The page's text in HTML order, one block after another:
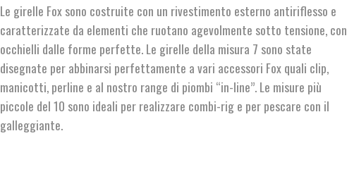
Le girelle Fox sono costruite con un rivestimento esterno antiriflesso e
caratterizzate da elementi che ruotano agevolmente sotto tensione, con
occhielli dalle forme perfette. Le girelle della misura 7 sono state
disegnate per abbinarsi perfettamente a vari accessori Fox quali clip,
manicotti, perline e al nostro range di piombi “in-line”. Le misure più
piccole del 10 sono ideali per realizzare combi-rig e per pescare con il
galleggiante.